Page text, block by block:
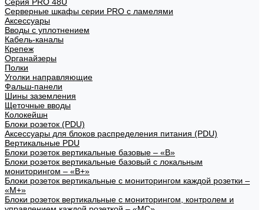
Серверные шкафы серии PRO с ламелями
Аксессуары
Вводы с уплотнением
Кабель-каналы
Крепеж
Органайзеры
Полки
Уголки направляющие
Фальш-панели
Шины заземления
Щеточные вводы
Колокейшн
Блоки розеток (PDU)
Аксессуары для блоков распределения питания (PDU)
Вертикальные PDU
Блоки розеток вертикальные базовые – «В»
Блоки розеток вертикальные базовый с локальным
мониторингом – «В+»
Блоки розеток вертикальные с мониторингом каждой розетки –
«М+»
Блоки розеток вертикальные с мониторингом, контролем и